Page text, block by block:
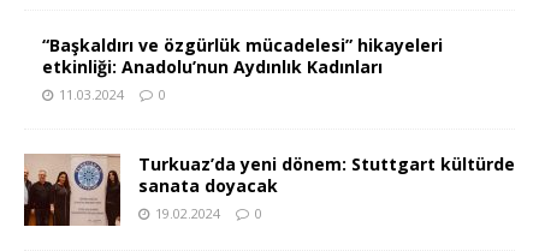
“Başkaldırı ve özgürlük mücadelesi” hikayeleri
etkinliği: Anadolu’nun Aydınlık Kadınları
11.03.2024 0
Turkuaz’da yeni dönem: Stuttgart kültürde
sanata doyacak
19.02.2024 0